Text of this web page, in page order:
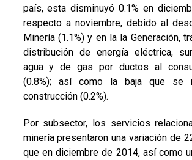
país, esta disminuyó 0.1% en
respecto a noviembre, debido al
Minería (1.1%) y en la la Generación,
distribución de energía eléctrica,
agua y de gas por ductos al
(0.8%); así como la baja que se
construcción (0.2%).
Por subsector, los servicios
minería presentaron una variación de
que en diciembre de 2014, así como